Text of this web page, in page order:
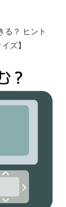
る？ ヒント
ズ】